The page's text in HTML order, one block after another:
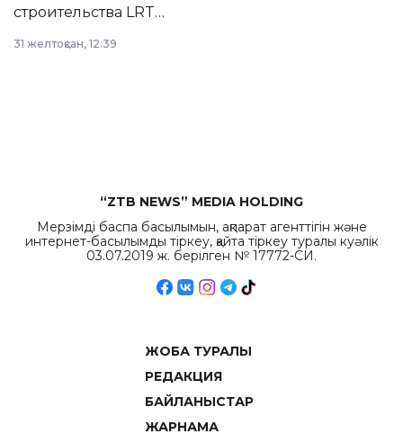
строительства LRT
республиканского
31 желтоқсан, 12:39
“ZTB NEWS” MEDIA HOLDING
Мерзімді баспа басылымын, ақпарат агенттігін және
интернет-басылымды тіркеу, қайта тіркеу туралы куәлік
03.07.2019 ж. берілген № 17772-СИ.
ЖОБА ТУРАЛЫ
РЕДАКЦИЯ
БАЙЛАНЫСТАР
ЖАРНАМА